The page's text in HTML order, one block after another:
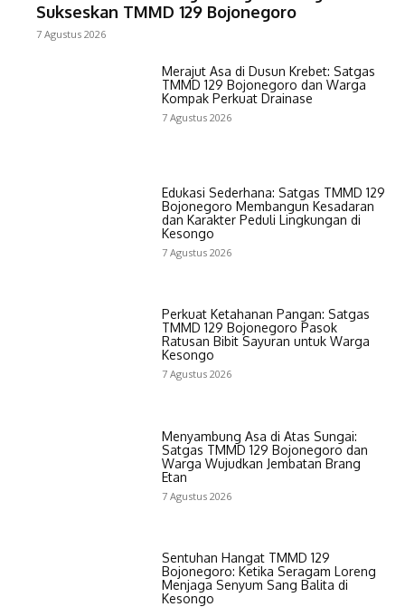
Sukseskan TMMD 129 Bojonegoro
7 Agustus 2026
Merajut Asa di Dusun Krebet: Satgas
TMMD 129 Bojonegoro dan Warga
Kompak Perkuat Drainase
7 Agustus 2026
Edukasi Sederhana: Satgas TMMD 129
Bojonegoro Membangun Kesadaran
dan Karakter Peduli Lingkungan di
Kesongo
7 Agustus 2026
Perkuat Ketahanan Pangan: Satgas
TMMD 129 Bojonegoro Pasok
Ratusan Bibit Sayuran untuk Warga
Kesongo
7 Agustus 2026
Menyambung Asa di Atas Sungai:
Satgas TMMD 129 Bojonegoro dan
Warga Wujudkan Jembatan Brang
Etan
7 Agustus 2026
Sentuhan Hangat TMMD 129
Bojonegoro: Ketika Seragam Loreng
Menjaga Senyum Sang Balita di
Kesongo